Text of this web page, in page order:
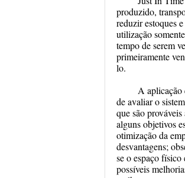
produzido,
reduzir estoques
utilização
tempo de serem
primeiramente
lo.
A aplicação
de avaliar o
que são
alguns objetivos
otimização da
desvantagens;
se o espaço
possíveis